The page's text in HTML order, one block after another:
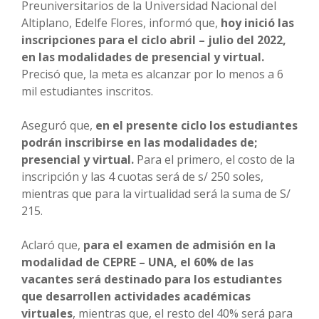
Preuniversitarios de la Universidad Nacional del
Altiplano, Edelfe Flores, informó que, hoy inició las
inscripciones para el ciclo abril – julio del 2022,
en las modalidades de presencial y virtual.
Precisó que, la meta es alcanzar por lo menos a 6
mil estudiantes inscritos.
Aseguró que, en el presente ciclo los estudiantes
podrán inscribirse en las modalidades de;
presencial y virtual. Para el primero, el costo de la
inscripción y las 4 cuotas será de s/ 250 soles,
mientras que para la virtualidad será la suma de S/
215.
Aclaró que, para el examen de admisión en la
modalidad de CEPRE – UNA, el 60% de las
vacantes será destinado para los estudiantes
que desarrollen actividades académicas
virtuales, mientras que, el resto del 40% será para